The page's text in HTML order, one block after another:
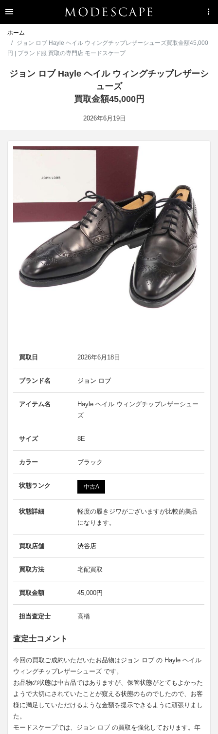
ホーム
ジョン ロブ Hayle ヘイル ウィングチップレザーシューズ買取金額45,000
円 | ブランド服 買取の専門店 モードスケープ
ジョン ロブ Hayle ヘイル ウィングチップレザーシ
ューズ
買取金額45,000円
2026年6月19日
買取日 2026年6月18日
ブランド名 ジョン ロブ
アイテム名
Hayle ヘイル ウィングチップレザーシュー
ズ
サイズ 8E
カラー ブラック
状態ランク 中古A
状態詳細
軽度の履きジワがございますが比較的美品
になります。
買取店舗 渋谷店
買取方法 宅配買取
買取金額 45,000円
担当査定士 高橋
査定士コメント
今回の買取ご成約いただいたお品物はジョン ロブ の Hayle ヘイル
ウィングチップレザーシューズ です。
お品物の状態は中古品ではありますが、保管状態がとてもよかった
ようで大切にされていたことが窺える状態のものでしたので、お客
様に満足していただけるような金額を提示できるように頑張りまし
た。
モードスケープでは、ジョン ロブ の買取を強化しております。年